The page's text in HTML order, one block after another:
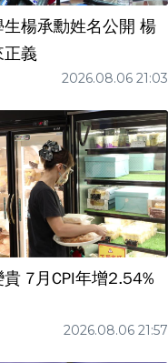
楊承勳姓名公開 楊
義
2026.08.06 21:03
7月CPI年增2.54%
2026.08.06 21:57